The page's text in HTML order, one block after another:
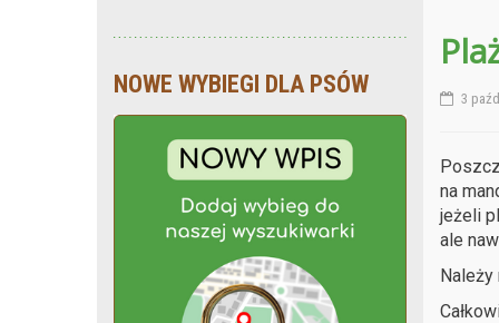
NOWE WYBIEGI DLA PSÓW 3
na
jeżeli
ale